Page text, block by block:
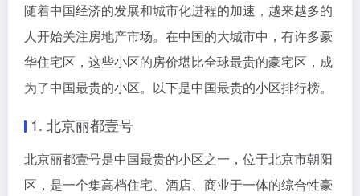
随着中国经济的发展和城市化进程的加速，越来越多的
人开始关注房地产市场。在中国的大城市中，有许多豪
华住宅区，这些小区的房价堪比全球最贵的豪宅区，成
为了中国最贵的小区。以下是中国最贵的小区排行榜。
1. 北京丽都壹号
北京丽都壹号是中国最贵的小区之一，位于北京市朝阳
区，是一个集高档住宅、酒店、商业于一体的综合性豪